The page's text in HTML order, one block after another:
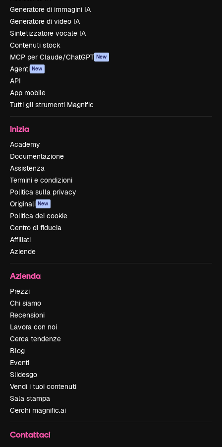
Generatore di immagini IA
Generatore di video IA
Sintetizzatore vocale IA
Contenuti stock
MCP per Claude/ChatGPT New
Agenti New
API
App mobile
Tutti gli strumenti Magnific
Inizia
Academy
Documentazione
Assistenza
Termini e condizioni
Politica sulla privacy
Originali New
Politica dei cookie
Centro di fiducia
Affiliati
Aziende
Azienda
Prezzi
Chi siamo
Recensioni
Lavora con noi
Cerca tendenze
Blog
Eventi
Slidesgo
Vendi i tuoi contenuti
Sala stampa
Cerchi magnific.ai
Contattaci